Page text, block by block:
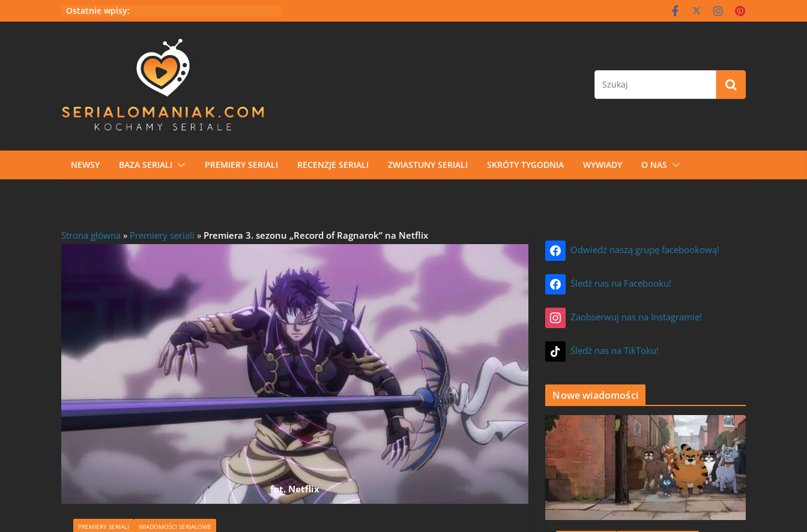
do
Ostatnie wpisy:
NEWSY BAZA SERIALI PREMIERY SERIALI RECENZJE SERIALI ZWIASTUNY SERIALI SKRÓTY TYGODNIA WYWIADY O NAS
Strona główna » Premiery seriali » Premiera 3. sezonu „Record of Ragnarok” na Netflix
fot. Netflix
PREMIERY SERIALI WIADOMOŚCI SERIALOWE
Odwiedź naszą grupę facebookową!
Śledź nas na Facebooku!
Zaobserwuj nas na Instagramie!
Śledź nas na TikToku!
Nowe wiadomości